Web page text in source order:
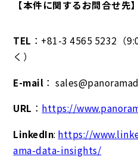
【本件に関するお問合せ先】
TEL ：+81-3 4565 5232（
く）
E-mail ：
URL ： https://
LinkedIn: https://
ama-data-insights/